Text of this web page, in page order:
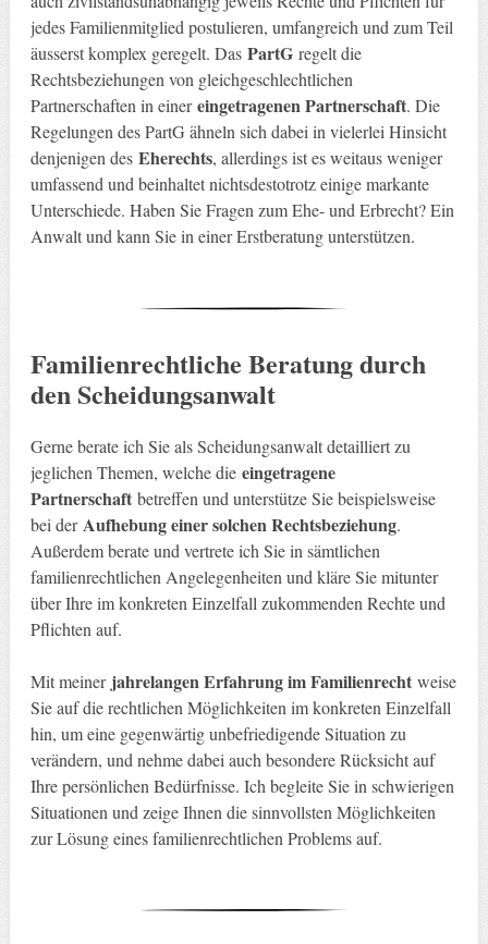
jedes Familienmitglied postulieren, umfangreich und zum Teil
äusserst komplex geregelt. Das PartGregelt die
Rechtsbeziehungen von gleichgeschlechtlichen
Partnerschaften in einereingetragenen Partnerschaft. Die
Regelungen des PartG ähneln sich dabei in vielerlei Hinsicht
denjenigen des Eherechts, allerdings ist es weitaus weniger
umfassend und beinhaltet nichtsdestotrotz einige markante
Unterschiede. Haben Sie Fragen zum Ehe- und Erbrecht? Ein
Anwalt und kann Sie in einer Erstberatung unterstützen.
Familienrechtliche Beratung durch
den Scheidungsanwalt
Gerne berate ich Sie als Scheidungsanwalt detailliert zu
jeglichen Themen, welche die eingetragene
Partnerschaftbetreffen und unterstütze Sie beispielsweise
bei derAufhebung einer solchen Rechtsbeziehung.
Außerdem berate und vertrete ich Sie in sämtlichen
familienrechtlichen Angelegenheiten und kläre Sie mitunter
über Ihre im konkreten Einzelfall zukommenden Rechte und
Pflichten auf.
Mit meiner jahrelangen Erfahrung im Familienrechtweise
Sie auf die rechtlichen Möglichkeiten im konkreten Einzelfall
hin, um eine gegenwärtig unbefriedigende Situation zu
verändern, und nehme dabei auch besondere Rücksicht auf
Ihre persönlichen Bedürfnisse. Ich begleite Sie in schwierigen
Situationen und zeige Ihnen die sinnvollsten Möglichkeiten
zur Lösung eines familienrechtlichen Problems auf.